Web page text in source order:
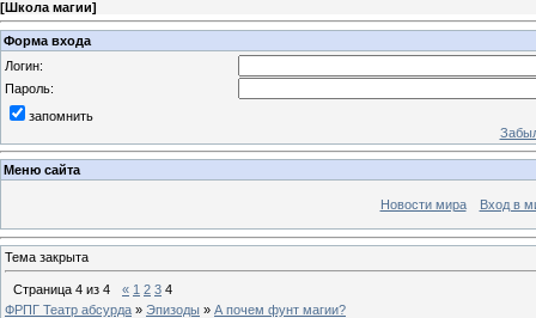
[Школа магии]
Форма входа
Логин:
Пароль:
запомнить
Меню сайта
Новости мира Вход в
Тема закрыта
Страница 4 из 4 « 1 2 3 4
ФРПГ Театр абсурда » Эпизоды » А почем фунт магии?